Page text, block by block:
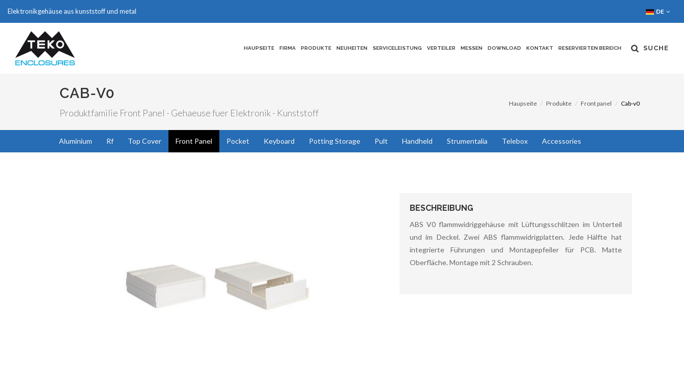
Elektronikgehäuse aus kunststoff und metal DE
HAUPSEITE FIRMA PRODUKTE NEUHEITEN SERVICELEISTUNG VERTEILER MESSEN DOWNLOAD KONTAKT RESERVIERTEN BEREICH SUCHE
CAB-V0
Produktfamilie Front Panel - Gehaeuse fuer Elektronik - Kunststoff
Haupseite Produkte Front panel Cab-v0
Aluminium Rf Top Cover Front Panel Pocket Keyboard Potting Storage Pult Handheld Strumentalia Telebox Accessories
BESCHREIBUNG
ABS V0 flammwidriggehäuse mit Lüftungsschlitzen im Unterteil
und im Deckel. Zwei ABS flammwidrigplatten. Jede Hälfte hat
integrierte Führungen und Montagepfeiler für PCB. Matte
Oberfläche. Montage mit 2 Schrauben.